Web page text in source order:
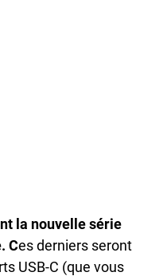
la nouvelle série
Ces derniers seront
USB-C (que vous